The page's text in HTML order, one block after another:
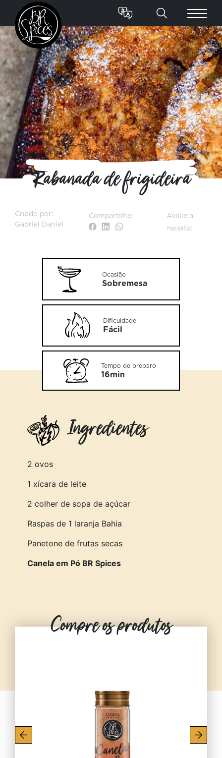
Rabanada de frigideira
Criado por:
Gabriel Daniel
Compartilhe:
Avalie a
receita:
Ocasião
Sobremesa
Dificuldade
Fácil
Tempo de preparo
16min
Ingredientes
2 ovos
1 xícara de leite
2 colher de sopa de açúcar
Raspas de 1 laranja Bahia
Panetone de frutas secas
Canela em Pó BR Spices
Compre os produtos